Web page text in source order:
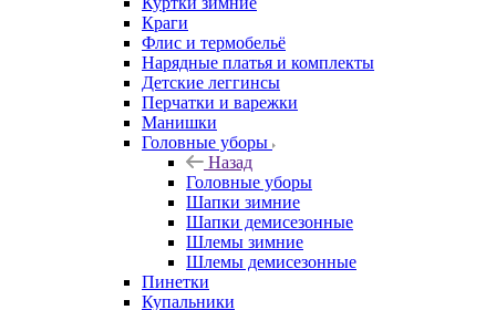
Краги
Флис и термобельё
Нарядные платья и комплекты
Детские леггинсы
Перчатки и варежки
Манишки
Головные уборы
Назад
Головные уборы
Шапки зимние
Шапки демисезонные
Шлемы зимние
Шлемы демисезонные
Пинетки
Купальники